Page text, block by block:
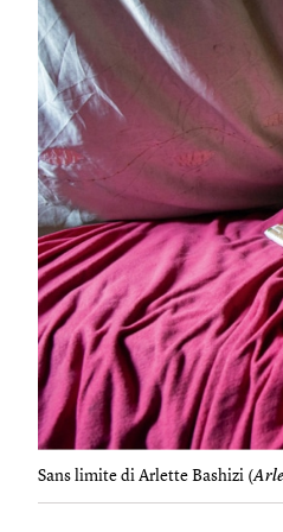
Sans limite di Arlette Bashizi (